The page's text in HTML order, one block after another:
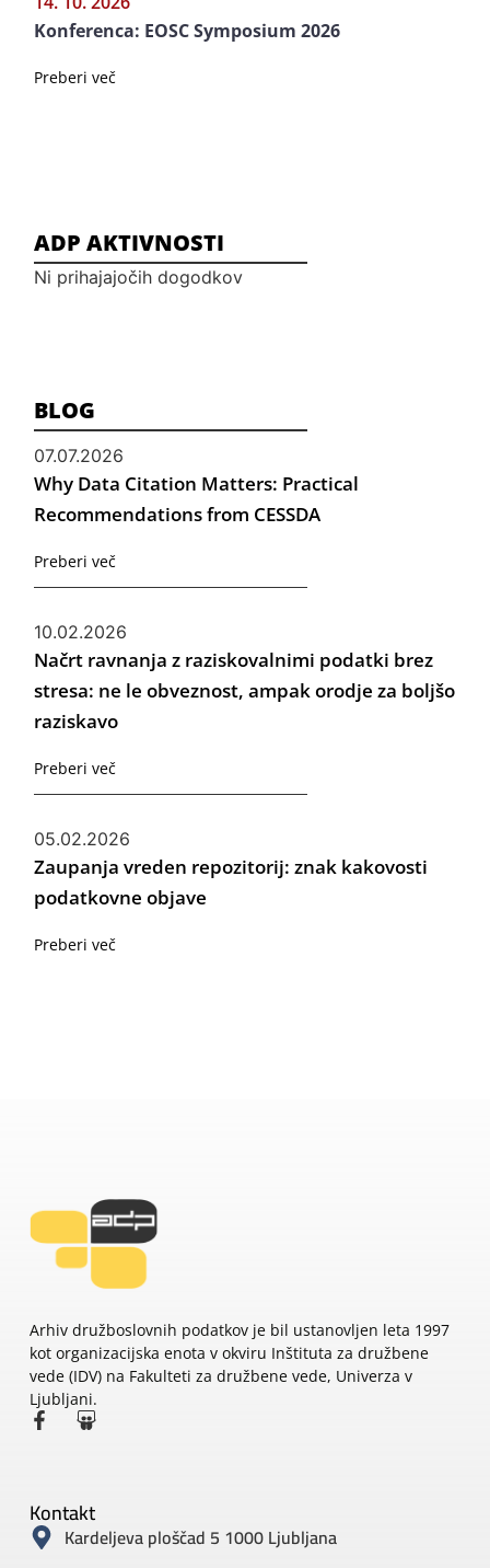
Konferenca: EOSC Symposium 2026
Preberi več
ADP AKTIVNOSTI
Ni prihajajočih dogodkov
BLOG
07.07.2026
Why Data Citation Matters: Practical
Recommendations from CESSDA
Preberi več
10.02.2026
Načrt ravnanja z raziskovalnimi podatki brez
stresa: ne le obveznost, ampak orodje za boljšo
raziskavo
Preberi več
05.02.2026
Zaupanja vreden repozitorij: znak kakovosti
podatkovne objave
Preberi več
Arhiv družboslovnih podatkov je bil ustanovljen leta 1997
kot organizacijska enota v okviru Inštituta za družbene
vede (IDV) na Fakulteti za družbene vede, Univerza v
Ljubljani.
Kontakt
Kardeljeva ploščad 5 1000 Ljubljana